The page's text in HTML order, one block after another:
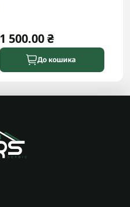
1 500.00 ₴
До кошика